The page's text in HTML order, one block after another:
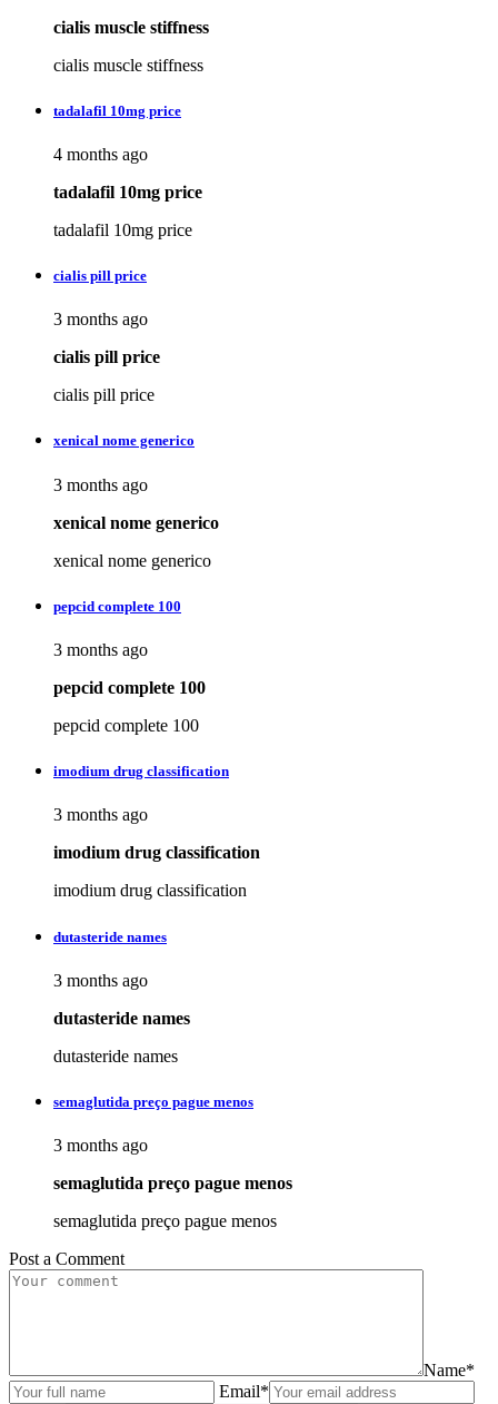
cialis muscle stiffness
cialis muscle stiffness
tadalafil 10mg price
4 months ago
tadalafil 10mg price
tadalafil 10mg price
cialis pill price
3 months ago
cialis pill price
cialis pill price
xenical nome generico
3 months ago
xenical nome generico
xenical nome generico
pepcid complete 100
3 months ago
pepcid complete 100
pepcid complete 100
imodium drug classification
3 months ago
imodium drug classification
imodium drug classification
dutasteride names
3 months ago
dutasteride names
dutasteride names
semaglutida preço pague menos
3 months ago
semaglutida preço pague menos
semaglutida preço pague menos
Post a Comment
Name*
Email*